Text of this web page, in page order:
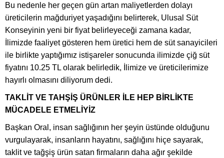
Bu nedenle her geçen gün artan maliyetlerden dolayı
üreticilerin mağduriyet yaşadığını belirterek, Ulusal Süt
Konseyinin yeni bir fiyat belirleyeceği zamana kadar,
İlimizde faaliyet gösteren hem üretici hem de süt sanayicileri
ile birlikte yaptığımız istişareler sonucunda ilimizde çiğ süt
fiyatını 10.25 TL olarak belirledik, İlimize ve üreticilerimize
hayırlı olmasını diliyorum dedi.
TAKLİT VE TAHŞİŞ ÜRÜNLER İLE HEP BİRLİKTE
MÜCADELE ETMELİYİZ
Başkan Oral, insan sağlığının her şeyin üstünde olduğunu
vurgulayarak, insanların hayatını, sağlığını hiçe sayarak,
taklit ve tağşiş ürün satan firmaların daha ağır şekilde